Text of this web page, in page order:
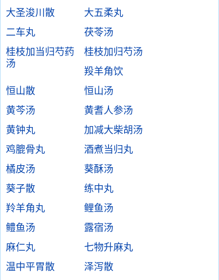
大圣浚川散
大五柔丸
二车丸
茯苓汤
桂枝加当归芍药
汤
桂枝加归芍汤
羖羊角饮
恒山散
恒山汤
黄芩汤
黄耆人参汤
黄钟丸
加减大柴胡汤
鸡膍骨丸
酒煮当归丸
橘皮汤
葵酥汤
葵子散
练中丸
羚羊角丸
鲤鱼汤
鳢鱼汤
露宿汤
麻仁丸
七物升麻丸
温中平胃散
泽泻散